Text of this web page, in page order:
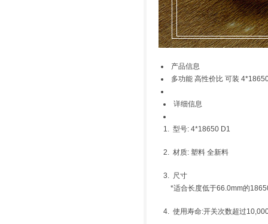
产品信息
多功能 高性价比 可装
详细信息
1. 型号: 4*18650 D1
2. 材质: 塑料 全新料
3. 尺寸
*适合长度低于66.0mm的
4. 使用寿命:开关次数超过